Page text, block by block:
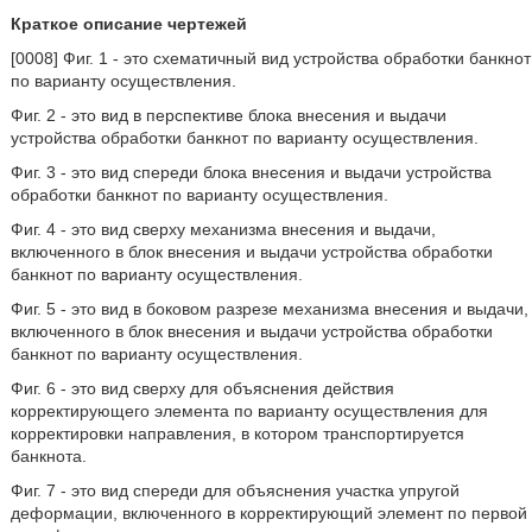
Краткое описание чертежей
[0008] Фиг. 1 - это схематичный вид устройства обработки банкнот
по варианту осуществления.
Фиг. 2 - это вид в перспективе блока внесения и выдачи
устройства обработки банкнот по варианту осуществления.
Фиг. 3 - это вид спереди блока внесения и выдачи устройства
обработки банкнот по варианту осуществления.
Фиг. 4 - это вид сверху механизма внесения и выдачи,
включенного в блок внесения и выдачи устройства обработки
банкнот по варианту осуществления.
Фиг. 5 - это вид в боковом разрезе механизма внесения и выдачи,
включенного в блок внесения и выдачи устройства обработки
банкнот по варианту осуществления.
Фиг. 6 - это вид сверху для объяснения действия
корректирующего элемента по варианту осуществления для
корректировки направления, в котором транспортируется
банкнота.
Фиг. 7 - это вид спереди для объяснения участка упругой
деформации, включенного в корректирующий элемент по первой